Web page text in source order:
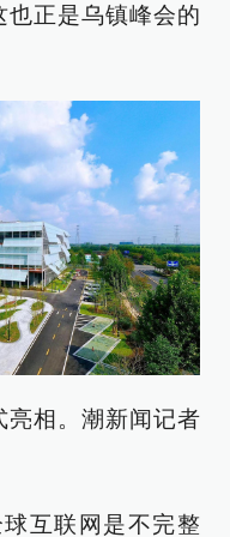
正是乌镇峰会的
亮相。潮新闻记者
互联网是不完整